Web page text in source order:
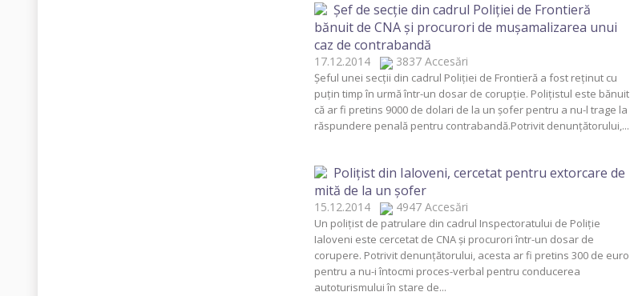
Şef de secţie din cadrul Poliţiei de Frontieră
bănuit de CNA şi procurori de muşamalizarea unui
caz de contrabandă
17.12.2014 3837 Accesări
Şeful unei secţii din cadrul Poliţiei de Frontieră a fost reţinut cu
puţin timp în urmă într-un dosar de corupţie. Poliţistul este bănuit
că ar fi pretins 9000 de dolari de la un şofer pentru a nu-l trage la
răspundere penală pentru contrabandă.Potrivit denunţătorului,...
Poliţist din Ialoveni, cercetat pentru extorcare de
mită de la un şofer
15.12.2014 4947 Accesări
Un poliţist de patrulare din cadrul Inspectoratului de Poliţie
Ialoveni este cercetat de CNA şi procurori într-un dosar de
corupere. Potrivit denunţătorului, acesta ar fi pretins 300 de euro
pentru a nu-i întocmi proces-verbal pentru conducerea
autoturismului în stare de...